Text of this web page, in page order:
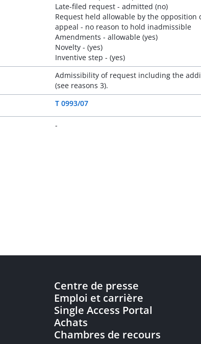
Late-filed request - admitted (no)
Request held allowable by the
appeal - no reason to hold inadmissible
Amendments - allowable (yes)
Novelty - (yes)
Inventive step - (yes)
Admissibility of request including the
(see reasons 3).
T 0993/07
-
Centre de presse
Emploi et carrière
Single Access Portal
Achats
Chambres de recours